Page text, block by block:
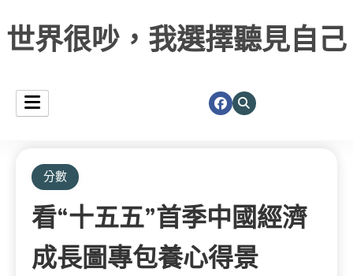
世界很吵，我選擇聽見自己
分數
看“十五五”首季中國經濟
成長圖專包養心得景